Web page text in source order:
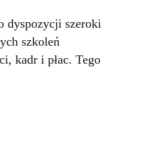
dyspozycji szeroki
szkoleń
kadr i płac. Tego